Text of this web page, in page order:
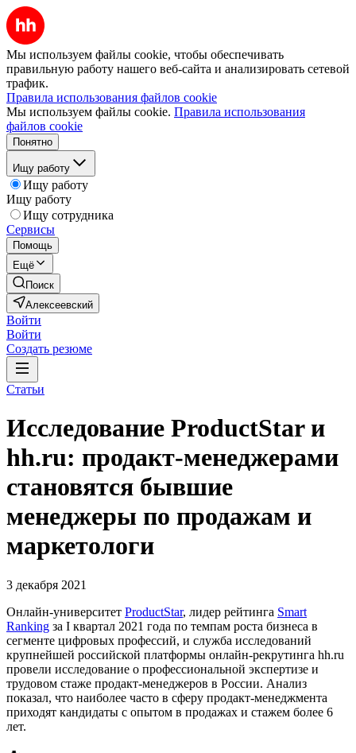
Мы используем файлы cookie, чтобы обеспечивать
правильную работу нашего веб-сайта и анализировать сетевой
трафик.
Правила использования файлов cookie
Мы используем файлы cookie. Правила использования
файлов cookie
Понятно
Ищу работу
Ищу работу
Ищу работу
Ищу сотрудника
Сервисы
Помощь
Ещё
Поиск
Алексеевский
Войти
Войти
Создать резюме
Статьи
Исследование ProductStar и
hh.ru: продакт-менеджерами
становятся бывшие
менеджеры по продажам и
маркетологи
3 декабря 2021
Онлайн-университет ProductStar, лидер рейтинга Smart
Ranking за I квартал 2021 года по темпам роста бизнеса в
сегменте цифровых профессий, и служба исследований
крупнейшей российской платформы онлайн-рекрутинга hh.ru
провели исследование о профессиональной экспертизе и
трудовом стаже продакт-менеджеров в России. Анализ
показал, что наиболее часто в сферу продакт-менеджмента
приходят кандидаты с опытом в продажах и стажем более 6
лет.